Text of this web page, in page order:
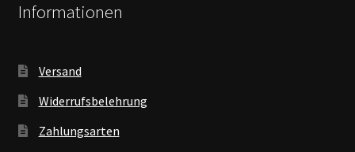
Informationen
Versand
Widerrufsbelehrung
Zahlungsarten